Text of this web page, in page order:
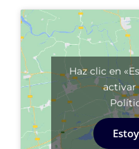
Haz clic en
activar